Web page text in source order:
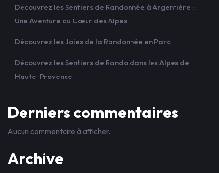
Découvrez les Sentiers de Randonnée à Argentière :
Une Aventure au Cœur des Alpes
Découvrez les Joies de la Randonnée en Parc
Découvrez les Sentiers de Rando dans les Alpes de
Haute-Provence
Derniers commentaires
Aucun commentaire à afficher.
Archive